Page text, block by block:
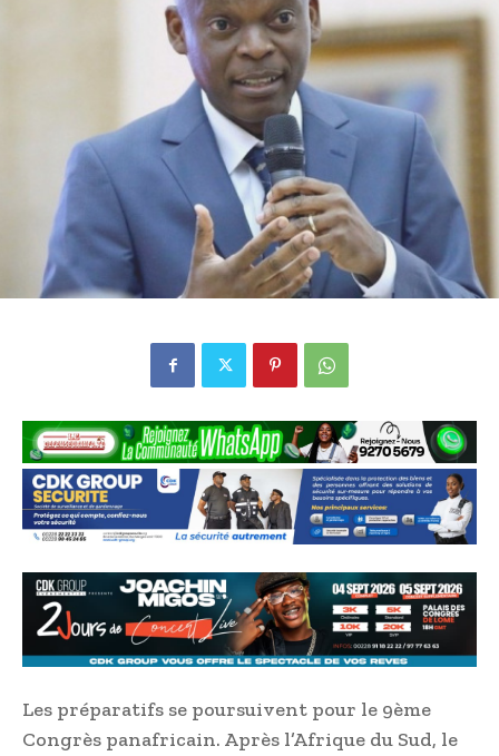
Les préparatifs se poursuivent pour le 9ème
Congrès panafricain. Après l’Afrique du Sud, le